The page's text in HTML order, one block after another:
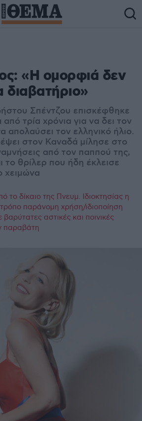
«Η ομορφιά δεν
διαβατήριο»
Σπέντζου επισκέφθηκε
τρία χρόνια για να δει τον
απολαύσει τον ελληνικό ήλιο.
στον Καναδά μίλησε στο
από τον παππού της,
τo θρίλερ που ήδη έκλεισε
χειμώνα
το δίκαιο της Πνευμ. Ιδιοκτησίας η
παράνομη χρήση/ιδιοποίηση
αστικές και ποινικές
παραβάτη